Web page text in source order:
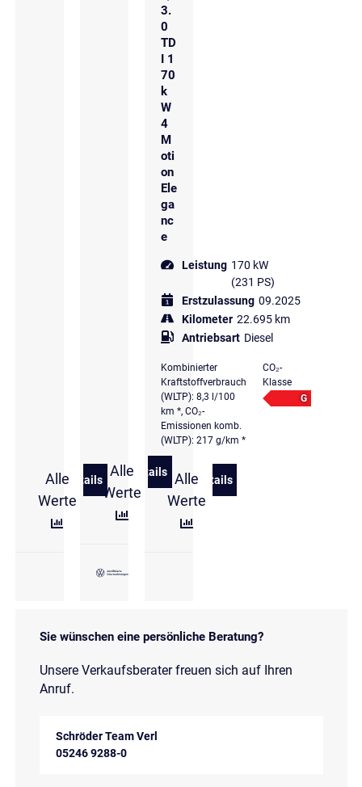
Alle
Werte
Details
zu Volkswagen Touareg 3.0 l V6 TDI 4MOTION R-
Alle
Werte
Details
zu Volkswagen Touareg 3.0 TDI 4
3.
0
TD
I 1
70
k
W
4
M
oti
on
Ele
ga
nc
e
Leistung 170 kW
(231 PS)
Erstzulassung 09.2025
Kilometer 22.695 km
Antriebsart Diesel
Kombinierter
Kraftstoffverbrauch
(WLTP): 8,3 l/100
km *, CO₂-
Emissionen komb.
(WLTP): 217 g/km *
CO₂-
Klasse
G
Alle
Werte
Details
zu Volkswagen Touareg
Sie wünschen eine persönliche Beratung?
Unsere Verkaufsberater freuen sich auf Ihren
Anruf.
Schröder Team Verl
05246 9288-0